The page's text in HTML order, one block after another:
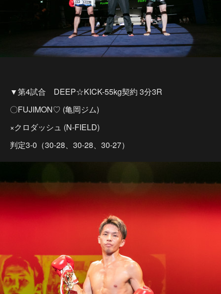
▼第4試合 DEEP☆KICK-55kg契約 3分3R
〇FUJIMON♡ (亀岡ジム)
×クロダッシュ (N-FIELD)
判定3-0（30-28、30-28、30-27）